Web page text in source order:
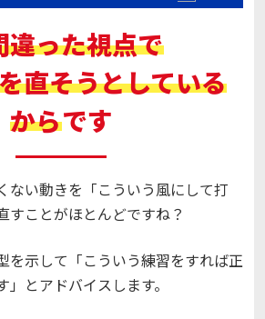
った視点で
直そうとしている
からです
ない動きを「こういう風にして打
すことがほとんどですね？
を示して「こういう練習をすれば正
」とアドバイスします。